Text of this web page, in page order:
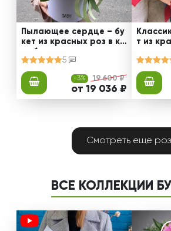
Пылающее сердце – бу
кет из красных роз в ко
робке
5
-3% 19 600 ₽
от 19 036 ₽
т из
Смотреть еще
ВСЕ КОЛЛЕКЦИИ